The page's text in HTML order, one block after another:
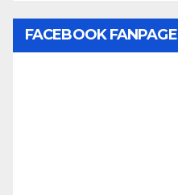
FACEBOOK FANPAGE